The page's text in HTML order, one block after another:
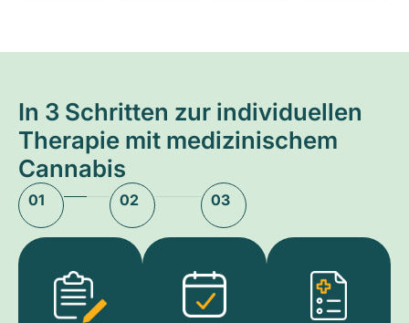
In 3 Schritten zur individuellen
Therapie mit medizinischem
Cannabis
01 02 03